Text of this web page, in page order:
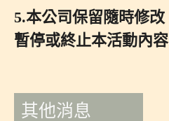
5.本公司保留隨時修改
暫停或終止本活動內
其他消息